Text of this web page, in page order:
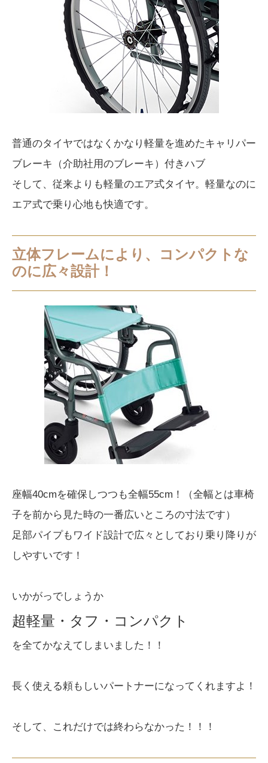
普通のタイヤではなくかなり軽量を進めたキャリパー
ブレーキ（介助社用のブレーキ）付きハブ
そして、従来よりも軽量のエア式タイヤ。軽量なのに
エア式で乗り心地も快適です。
立体フレームにより、コンパクトな
のに広々設計！
座幅40cmを確保しつつも全幅55cm！（全幅とは車椅
子を前から見た時の一番広いところの寸法です）
足部パイプもワイド設計で広々としており乗り降りが
しやすいです！
いかがっでしょうか
超軽量・タフ・コンパクト
を全てかなえてしまいました！！
長く使える頼もしいパートナーになってくれますよ！
そして、これだけでは終わらなかった！！！